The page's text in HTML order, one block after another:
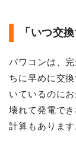
「いつ交
パワコンは、
ちに早めに交
いているのに
壊れて発電で
計算もあります